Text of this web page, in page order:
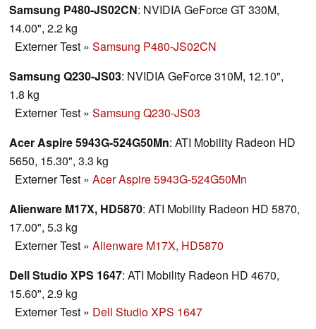
Samsung P480-JS02CN: NVIDIA GeForce GT 330M,
14.00", 2.2 kg
Externer Test » Samsung P480-JS02CN
Samsung Q230-JS03: NVIDIA GeForce 310M, 12.10",
1.8 kg
Externer Test » Samsung Q230-JS03
Acer Aspire 5943G-524G50Mn: ATI Mobility Radeon HD
5650, 15.30", 3.3 kg
Externer Test » Acer Aspire 5943G-524G50Mn
Alienware M17X, HD5870: ATI Mobility Radeon HD 5870,
17.00", 5.3 kg
Externer Test » Alienware M17X, HD5870
Dell Studio XPS 1647: ATI Mobility Radeon HD 4670,
15.60", 2.9 kg
Externer Test » Dell Studio XPS 1647